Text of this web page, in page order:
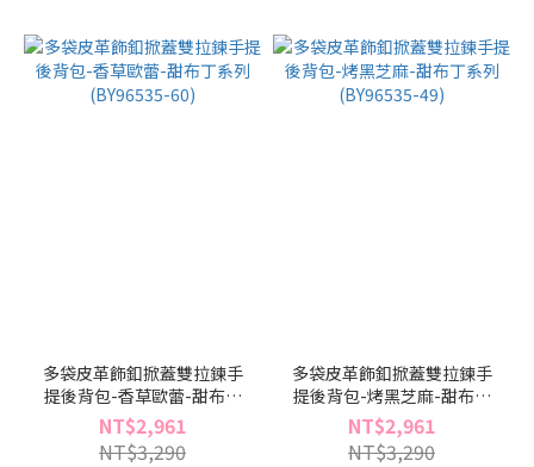
多袋皮革飾釦掀蓋雙拉鍊手
提後背包-香草歐蕾-甜布丁
系列(BY96535-60)
NT$2,961
NT$3,290
多袋皮革飾釦掀蓋雙拉鍊手
提後背包-烤黑芝麻-甜布丁
系列(BY96535-49)
NT$2,961
NT$3,290